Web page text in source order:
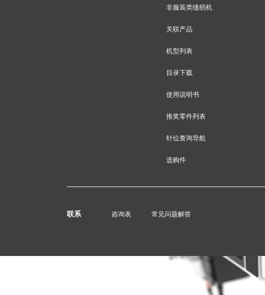
非服装类缝纫机
关联产品
机型列表
目录下载
使用说明书
推奖零件列表
针位查询导航
选购件
联系 咨询表 常见问题解答